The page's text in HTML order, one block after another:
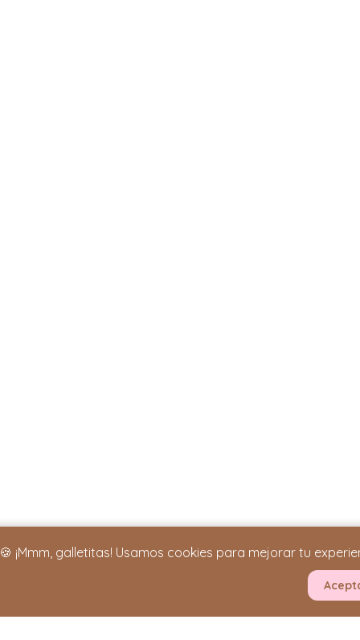
INFORMACIÓN
Términos y
🍪 ¡Mmm, galletitas! Usamos cookies para mejorar tu